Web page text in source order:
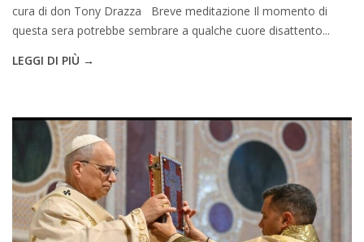
cura di don Tony Drazza Breve meditazione Il momento di
questa sera potrebbe sembrare a qualche cuore disattento...
LEGGI DI PIÙ →